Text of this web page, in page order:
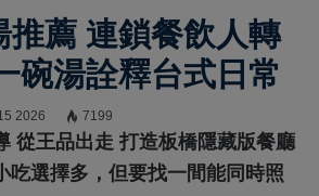
推薦 連鎖餐飲人轉
碗湯詮釋台式日常
2026 7199
從王品出走 打造板橋隱藏版餐廳
吃選擇多，但要找一間能同時照